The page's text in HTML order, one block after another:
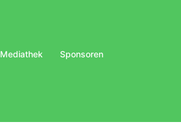
Mediathek Sponsoren